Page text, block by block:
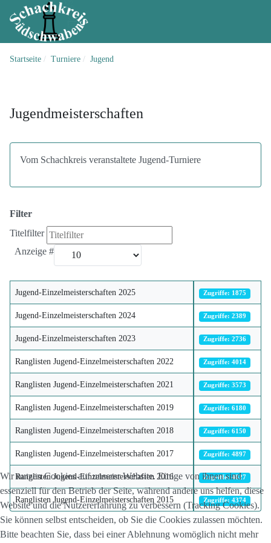
Startseite Turniere Jugend
Jugendmeisterschaften
Vom Schachkreis veranstaltete Jugend-Turniere
Filter
Titelfilter
Anzeige #
Jugend-Einzelmeisterschaften 2025 Zugriffe: 1875
Jugend-Einzelmeisterschaften 2024 Zugriffe: 2389
Jugend-Einzelmeisterschaften 2023 Zugriffe: 2736
Ranglisten Jugend-Einzelmeisterschaften 2022 Zugriffe: 4014
Ranglisten Jugend-Einzelmeisterschaften 2021 Zugriffe: 3573
Ranglisten Jugend-Einzelmeisterschaften 2019 Zugriffe: 6180
Ranglisten Jugend-Einzelmeisterschaften 2018 Zugriffe: 6150
Ranglisten Jugend-Einzelmeisterschaften 2017 Zugriffe: 4897
Ranglisten Jugend-Einzelmeisterschaften 2016 Zugriffe: 4827
Ranglisten Jugend-Einzelmeisterschaften 2015 Zugriffe: 4374
Wir nutzen Cookies auf unserer Website. Einige von ihnen sind
essenziell für den Betrieb der Seite, während andere uns helfen, diese
Website und die Nutzererfahrung zu verbessern (Tracking Cookies).
Sie können selbst entscheiden, ob Sie die Cookies zulassen möchten.
Bitte beachten Sie, dass bei einer Ablehnung womöglich nicht mehr